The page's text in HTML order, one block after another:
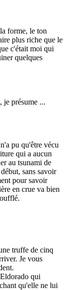
forme, le ton
plus riche que le
c'était moi qui
quelques
je présume ...
pu qu'être vécu
qui a aucun
au tsunami de
sans savoir
pour savoir
en crue va bien
truffe de cinq
Je vous
qui
qu'elle ne lui